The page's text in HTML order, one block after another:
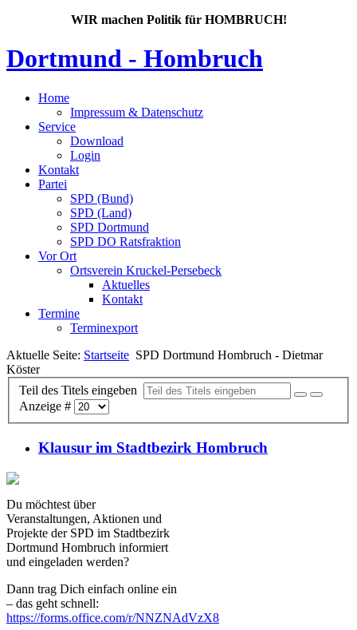
WIR machen Politik für HOMBRUCH!
Dortmund - Hombruch
Home
Impressum & Datenschutz
Service
Download
Login
Kontakt
Partei
SPD (Bund)
SPD (Land)
SPD Dortmund
SPD DO Ratsfraktion
Vor Ort
Ortsverein Kruckel-Persebeck
Aktuelles
Kontakt
Termine
Terminexport
Aktuelle Seite: Startseite SPD Dortmund Hombruch - Dietmar
Köster
Teil des Titels eingeben
Anzeige #
Klausur im Stadtbezirk Hombruch
Du möchtest über
Veranstaltungen, Aktionen und
Projekte der SPD im Stadtbezirk
Dortmund Hombruch informiert
und eingeladen werden?
Dann trag Dich einfach online ein
– das geht schnell:
https://forms.office.com/r/NNZNAdVzX8